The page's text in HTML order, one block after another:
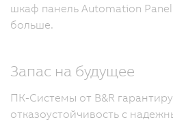
шкаф панель Automation
больше.
Запас на будущее
ПК-Системы от B&R
отказоустойчивость с